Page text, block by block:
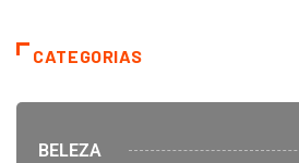
CATEGORIAS
BELEZA